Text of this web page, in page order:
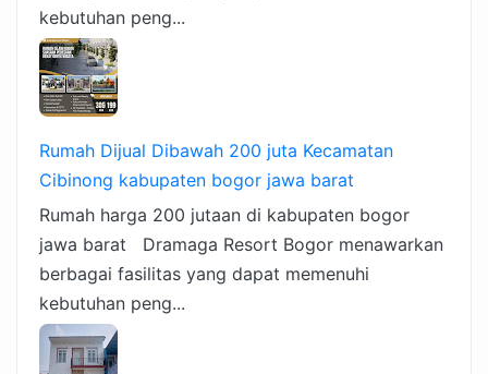
kebutuhan peng...
Rumah Dijual Dibawah 200 juta Kecamatan
Cibinong kabupaten bogor jawa barat
Rumah harga 200 jutaan di kabupaten bogor
jawa barat Dramaga Resort Bogor menawarkan
berbagai fasilitas yang dapat memenuhi
kebutuhan peng...